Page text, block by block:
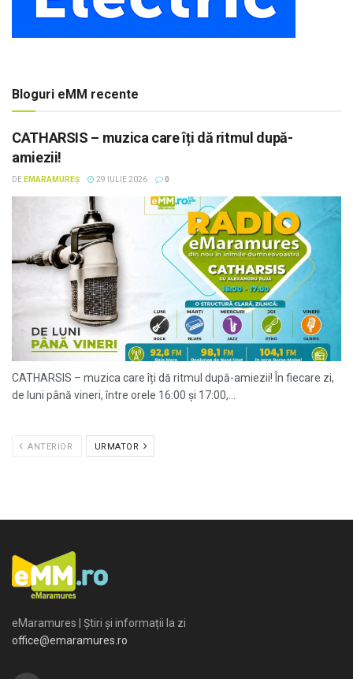
Bloguri eMM recente
CATHARSIS – muzica care îți dă ritmul după-
amiezii!
DE EMARAMUREȘ 29 IULIE 2026 0
CATHARSIS – muzica care îți dă ritmul după-amiezii! În fiecare zi,
de luni până vineri, între orele 16:00 și 17:00,...
ANTERIOR URMATOR
eMaramures | Știri și informații la zi
office@emaramures.ro